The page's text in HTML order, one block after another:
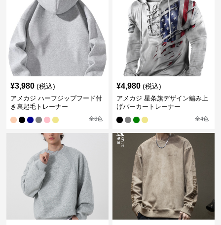
¥3,980 (税込)
アメカジ ハーフジップフード付
き裏起毛トレーナー
全6色
¥4,980 (税込)
アメカジ 星条旗デザイン編み上
げパーカートレーナー
全4色